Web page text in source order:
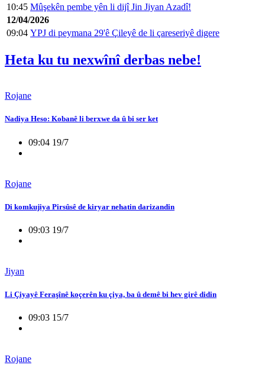
10:45 Mûşekên pembe yên li dijî Jin Jiyan Azadî!
12/04/2026
09:04 YPJ di peymana 29'ê Çileyê de li çareseriyê digere
Heta ku tu nexwînî derbas nebe!
Rojane
Nadiya Heso: Kobanê li berxwe da û bi ser ket
09:04 19/7
Rojane
Di komkujiya Pirsûsê de kiryar nehatin darizandin
09:03 19/7
Jiyan
Li Çiyayê Feraşînê koçerên ku çiya, ba û demê bi hev girê didin
09:03 15/7
Rojane